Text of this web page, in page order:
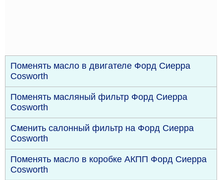
Поменять масло в двигателе Форд Сиерра
Cosworth
Поменять масляный фильтр Форд Сиерра
Cosworth
Сменить салонный фильтр на Форд Сиерра
Cosworth
Поменять масло в коробке АКПП Форд Сиерра
Cosworth